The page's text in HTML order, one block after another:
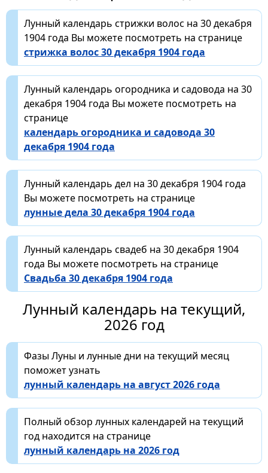
Лунный календарь стрижки волос на 30 декабря
1904 года Вы можете посмотреть на странице
стрижка волос 30 декабря 1904 года
Лунный календарь огородника и садовода на 30
декабря 1904 года Вы можете посмотреть на
странице
календарь огородника и садовода 30
декабря 1904 года
Лунный календарь дел на 30 декабря 1904 года
Вы можете посмотреть на странице
лунные дела 30 декабря 1904 года
Лунный календарь свадеб на 30 декабря 1904
года Вы можете посмотреть на странице
Свадьба 30 декабря 1904 года
Лунный календарь на текущий,
2026 год
Фазы Луны и лунные дни на текущий месяц
поможет узнать
лунный календарь на август 2026 года
Полный обзор лунных календарей на текущий
год находится на странице
лунный календарь на 2026 год